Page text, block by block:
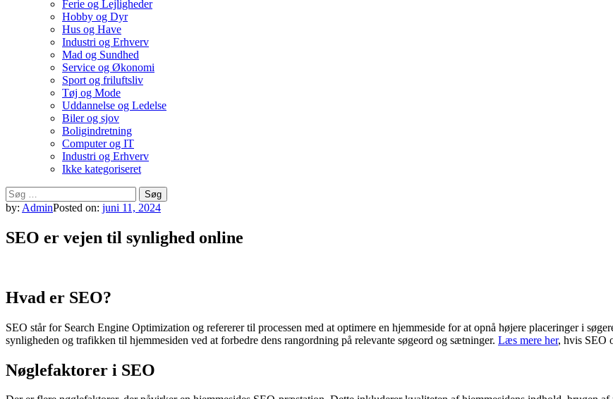
Ferie og Lejligheder
Hobby og Dyr
Hus og Have
Industri og Erhverv
Mad og Sundhed
Service og Økonomi
Sport og friluftsliv
Tøj og Mode
Uddannelse og Ledelse
Biler og sjov
Boligindretning
Computer og IT
Industri og Erhverv
Ikke kategoriseret
Søg
efter:
by: AdminPosted on: juni 11, 2024
SEO er vejen til synlighed online
Hvad er SEO?
SEO står for Search Engine Optimization og refererer til processen med at optimere en hjemmeside for at opnå højere placeringer i
synligheden og trafikken til hjemmesiden ved at forbedre dens rangordning på relevante søgeord og sætninger. Læs mere her, hvis SEO
Nøglefaktorer i SEO